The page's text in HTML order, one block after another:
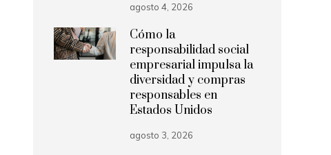
agosto 4, 2026
Cómo la
responsabilidad social
empresarial impulsa la
diversidad y compras
responsables en
Estados Unidos
agosto 3, 2026